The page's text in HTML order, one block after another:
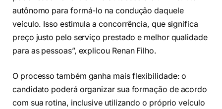
autônomo para formá-lo na condução daquele
veículo. Isso estimula a concorrência, que significa
preço justo pelo serviço prestado e melhor qualidade
para as pessoas”, explicou Renan Filho.
O processo também ganha mais flexibilidade: o
candidato poderá organizar sua formação de acordo
com sua rotina, inclusive utilizando o próprio veículo